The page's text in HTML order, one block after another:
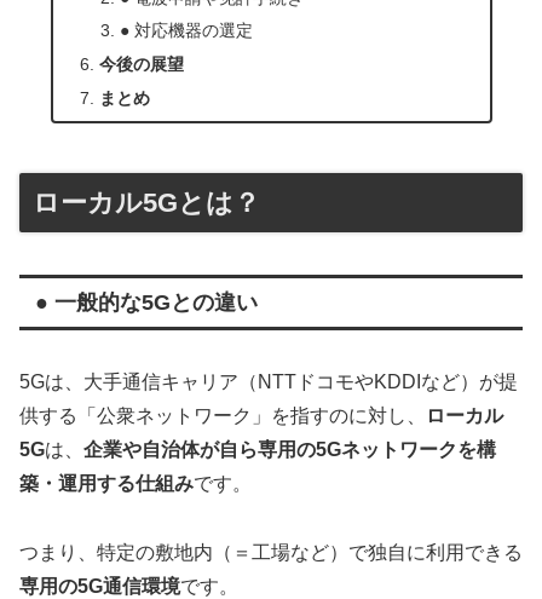
● 対応機器の選定
今後の展望
まとめ
ローカル5Gとは？
● 一般的な5Gとの違い
5Gは、大手通信キャリア（NTTドコモやKDDIなど）が提
供する「公衆ネットワーク」を指すのに対し、
ローカル
5Gは、 企業や自治体が自ら専用の5Gネットワークを構
築・運用する仕組みです。
つまり、特定の敷地内（＝工場など）で独自に利用できる
専用の5G通信環境です。